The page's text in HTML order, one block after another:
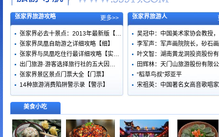
更多>>
张家界旅游攻略
张家界必去十景点：2013年最新版【…
张家界凤凰自助游之详细攻略【细】
张家界与凤凰吃住行最详细攻略【实…
出门旅游·游客选择旅行社的五大因…
张家界景区景点门票大全【门票】
14种旅游消费陷阱警示录【警示】
张家界旅游人
吴冠中：中国美术家协会教授
李军声：军声画院院长，砂石
叶文智：湖南黄龙洞投资股份
田辉林：天门山旅游股份有限
“稻草鸟叔”郑亚平
宋祖英：中国著名女高音歌唱
美食小吃